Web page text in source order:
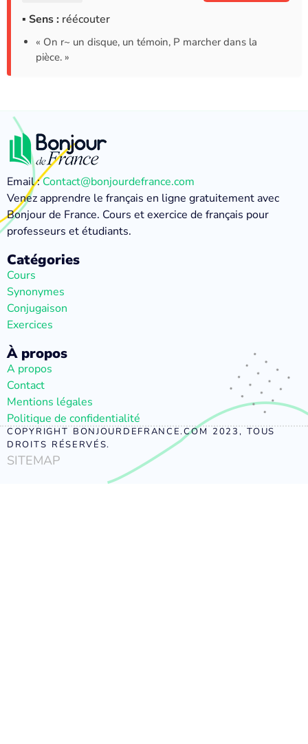
▪ Sens : réécouter
« On r~ un disque, un témoin, P marcher dans la
pièce. »
Email :Contact@bonjourdefrance.com
Venez apprendre le français en ligne gratuitement avec
Bonjour de France. Cours et exercice de français pour
professeurs et étudiants.
Catégories
Cours
Synonymes
Conjugaison
Exercices
À propos
A propos
Contact
Mentions légales
Politique de confidentialité
COPYRIGHT BONJOURDEFRANCE.COM 2023, TOUS
DROITS RÉSERVÉS.
SITEMAP